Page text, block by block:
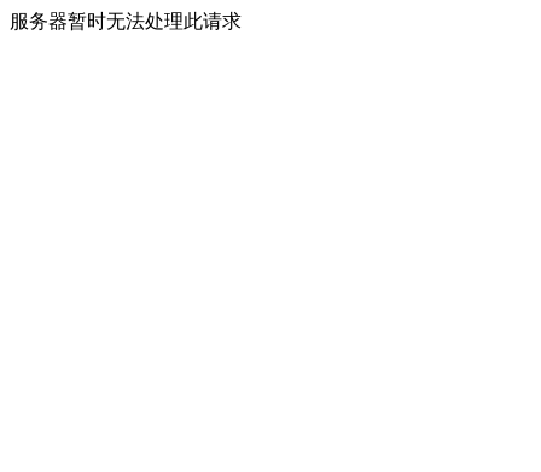
服务器暂时无法处理此请求